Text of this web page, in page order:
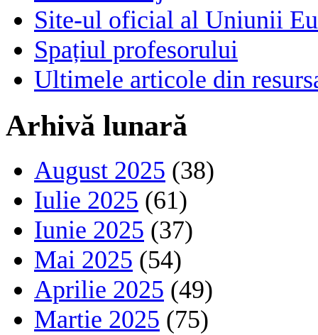
Site-ul oficial al Uniunii
Spațiul profesorului
Ultimele articole din
Arhivă lunară
August 2025 (38)
Iulie 2025 (61)
Iunie 2025 (37)
Mai 2025 (54)
Aprilie 2025 (49)
Martie 2025 (75)